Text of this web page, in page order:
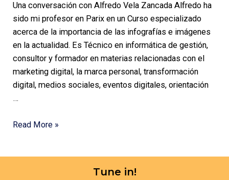
Una conversación con Alfredo Vela Zancada Alfredo ha
sido mi profesor en Parix en un Curso especializado
acerca de la importancia de las infografías e imágenes
en la actualidad. Es Técnico en informática de gestión,
consultor y formador en materias relacionadas con el
marketing digital, la marca personal, transformación
digital, medios sociales, eventos digitales, orientación
…
Read More »
Tune in!